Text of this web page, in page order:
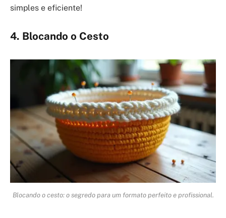
simples e eficiente!
4. Blocando o Cesto
Blocando o cesto: o segredo para um formato perfeito e profissional.